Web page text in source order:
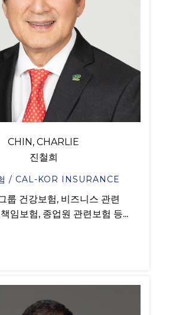
CHIN, CHARLIE
진철희
/ CAL-KOR INSURANCE
룹 건강보험, 비즈니스 관련
임보험, 종업원 관련보험 등...